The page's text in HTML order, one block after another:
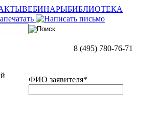
ВЕБИНАРЫБИБЛИОТЕКА
8 (495) 780-76-71
ФИО заявителя*